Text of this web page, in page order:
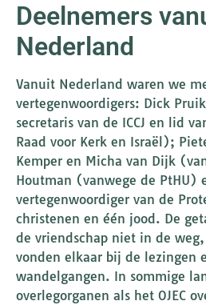
Deelnemers
Nederland
Vanuit Nederland waren we
vertegenwoordigers: Dick
secretaris van de ICCJ en lid
Raad voor Kerk en Israël);
Kemper en Micha van Dijk
Houtman (vanwege de PtHU)
vertegenwoordiger van de
christenen en één jood. De
de vriendschap niet in de
vonden elkaar bij de lezingen
wandelgangen. In sommige
overlegorganen als het OJEC